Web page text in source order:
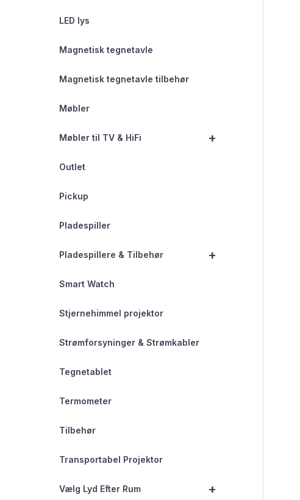
LED lys
Magnetisk tegnetavle
Magnetisk tegnetavle tilbehør
Møbler
+
Møbler til TV & HiFi
Outlet
Pickup
Pladespiller
+
Pladespillere & Tilbehør
Smart Watch
Stjernehimmel projektor
Strømforsyninger & Strømkabler
Tegnetablet
Termometer
Tilbehør
Transportabel Projektor
+
Vælg Lyd Efter Rum